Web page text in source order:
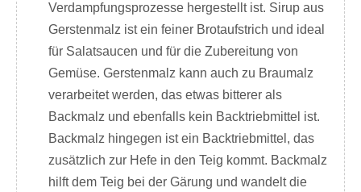
Verdampfungsprozesse hergestellt ist. Sirup aus
Gerstenmalz ist ein feiner Brotaufstrich und ideal
für Salatsaucen und für die Zubereitung von
Gemüse. Gerstenmalz kann auch zu Braumalz
verarbeitet werden, das etwas bitterer als
Backmalz und ebenfalls kein Backtriebmittel ist.
Backmalz hingegen ist ein Backtriebmittel, das
zusätzlich zur Hefe in den Teig kommt. Backmalz
hilft dem Teig bei der Gärung und wandelt die